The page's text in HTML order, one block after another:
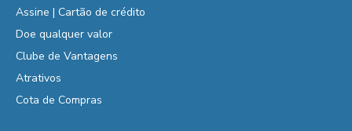
Assine | Cartão de crédito
Doe qualquer valor
Clube de Vantagens
Atrativos
Cota de Compras